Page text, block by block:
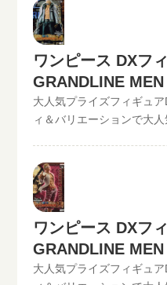
下記のような入力方法でも
まる。開催中の買取キャン
取査定金額に納得したら、
ームからお申込みください
配キットが届いたら、ダ
だけ。自宅から出ること
売れます！宅配買取可能地
お買取り可能です！買取
無料です。JANコード入
のような入力方法でも仮買
る。開催中の買取キャンペ
取中！！2022/06/07更新
が遅れているものがありま
は全て最新の相場で改め
ください。》ワンピース
GRANDLINE MEN vol.15
買取価格は500円（未開封
◆◆◆◆◆◆◆◆◆◆◆ この他
コチラから↓かんたん買取
たら、無料宅配キット申し
ださい。といまるから送料
ら、ダンボールに商品を
ることなく、お売りにな
取可能地域は、日本全国
す！買取査定価格の振込
ワンピース DXフ
GRANDLINE
買取価格
大人気プライズフィギュ
ィ＆バリエーションで大
取中！！2022/06/07更新
が遅れているものがありま
は全て最新の相場で改め
ください。》ワンピース
GRANDLINE MEN vol.16
500円（未開封の場
のワンピースDXフィギュ
ワンピース DXフ
GRANDLINE
の買取価格
大人気プライズフィギュ